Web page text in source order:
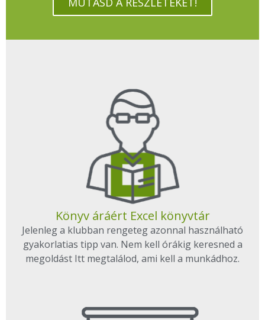
Könyv áráért Excel könyvtár
Jelenleg a klubban rengeteg azonnal használható
gyakorlatias tipp van. Nem kell órákig keresned a
megoldást Itt megtalálod, ami kell a munkádhoz.